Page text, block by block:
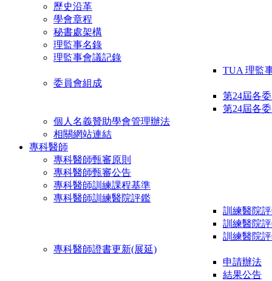
歷史沿革
學會章程
秘書處架構
理監事名錄
理監事會議記錄
TUA 理監
委員會組成
第24屆各
第24屆各
個人名義贊助學會管理辦法
相關網站連結
專科醫師
專科醫師甄審原則
專科醫師甄審公告
專科醫師訓練課程基準
專科醫師訓練醫院評鑑
訓練醫院
訓練醫院
訓練醫院
專科醫師證書更新(展延)
申請辦法
結果公告